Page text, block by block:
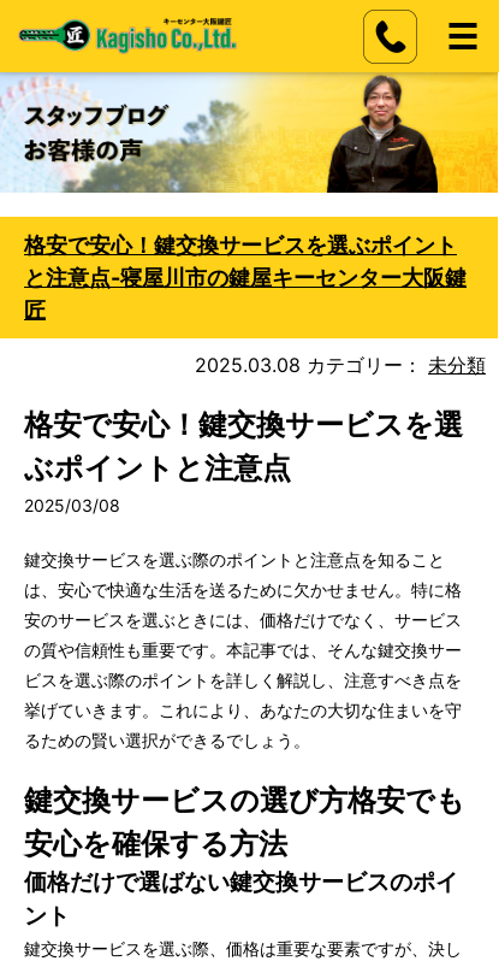
格安で安心！鍵交換サービスを選ぶポイント
と注意点-寝屋川市の鍵屋キーセンター大阪鍵
匠
2025.03.08 カテゴリー： 未分類
格安で安心！鍵交換サービスを選
ぶポイントと注意点
2025/03/08
鍵交換サービスを選ぶ際のポイントと注意点を知ること
は、安心で快適な生活を送るために欠かせません。特に格
安のサービスを選ぶときには、価格だけでなく、サービス
の質や信頼性も重要です。本記事では、そんな鍵交換サー
ビスを選ぶ際のポイントを詳しく解説し、注意すべき点を
挙げていきます。これにより、あなたの大切な住まいを守
るための賢い選択ができるでしょう。
鍵交換サービスの選び方格安でも
安心を確保する方法
価格だけで選ばない鍵交換サービスのポイ
ント
鍵交換サービスを選ぶ際、価格は重要な要素ですが、決し